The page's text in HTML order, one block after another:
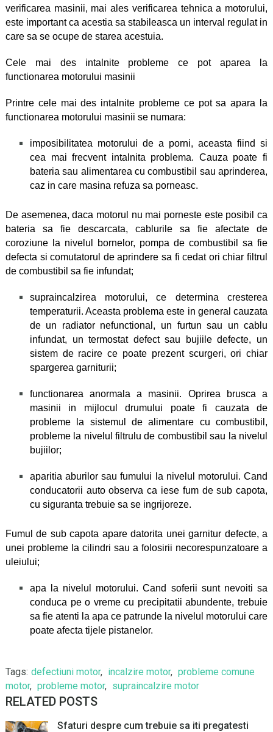
verificarea masinii, mai ales verificarea tehnica a motorului,
este important ca acestia sa stabileasca un interval regulat in
care sa se ocupe de starea acestuia.
Cele mai des intalnite probleme ce pot aparea la
functionarea motorului masinii
Printre cele mai des intalnite probleme ce pot sa apara la
functionarea motorului masinii se numara:
imposibilitatea motorului de a porni, aceasta fiind si
cea mai frecvent intalnita problema. Cauza poate fi
bateria sau alimentarea cu combustibil sau aprinderea,
caz in care masina refuza sa porneasc.
De asemenea, daca motorul nu mai porneste este posibil ca
bateria sa fie descarcata, cablurile sa fie afectate de
coroziune la nivelul bornelor, pompa de combustibil sa fie
defecta si comutatorul de aprindere sa fi cedat ori chiar filtrul
de combustibil sa fie infundat;
supraincalzirea motorului, ce determina cresterea
temperaturii. Aceasta problema este in general cauzata
de un radiator nefunctional, un furtun sau un cablu
infundat, un termostat defect sau bujiile defecte, un
sistem de racire ce poate prezent scurgeri, ori chiar
spargerea garniturii;
functionarea anormala a masinii. Oprirea brusca a
masinii in mijlocul drumului poate fi cauzata de
probleme la sistemul de alimentare cu combustibil,
probleme la nivelul filtrulu de combustibil sau la nivelul
bujiilor;
aparitia aburilor sau fumului la nivelul motorului. Cand
conducatorii auto observa ca iese fum de sub capota,
cu siguranta trebuie sa se ingrijoreze.
Fumul de sub capota apare datorita unei garnitur defecte, a
unei probleme la cilindri sau a folosirii necorespunzatoare a
uleiului;
apa la nivelul motorului. Cand soferii sunt nevoiti sa
conduca pe o vreme cu precipitatii abundente, trebuie
sa fie atenti la apa ce patrunde la nivelul motorului care
poate afecta tijele pistanelor.
Tags: defectiuni motor, incalzire motor, probleme comune
motor, probleme motor, supraincalzire motor
RELATED POSTS
Sfaturi despre cum trebuie sa iti pregatesti